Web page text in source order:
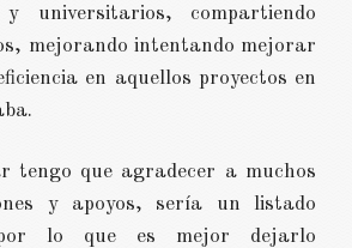
y universitarios, compartiendo
mejorando intentando mejorar
en aquellos proyectos en
tengo que agradecer a muchos
y apoyos, sería un listado
por lo que es mejor dejarlo